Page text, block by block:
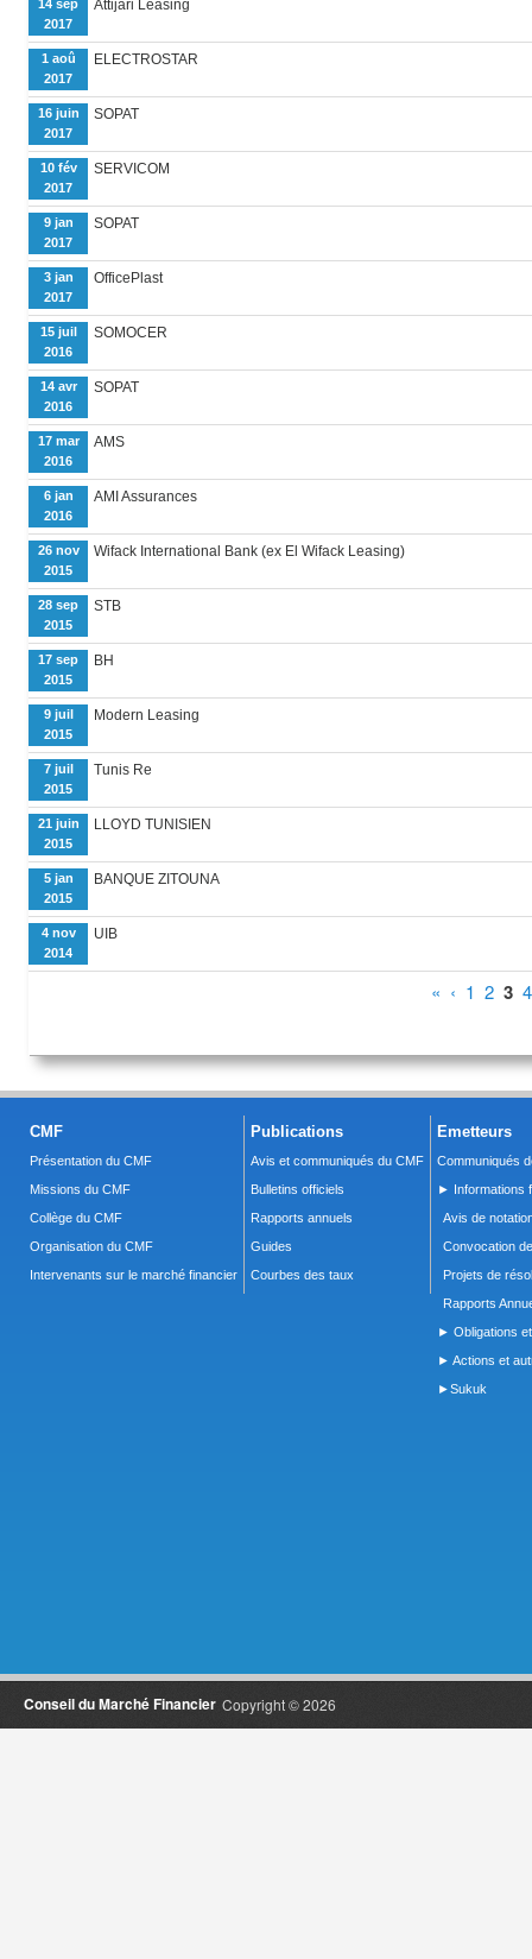
14 sep
2017
Attijari Leasing
1 aoû
2017
ELECTROSTAR
16 juin
2017
SOPAT
10 fév
2017
SERVICOM
9 jan
2017
SOPAT
3 jan
2017
OfficePlast
15 juil
2016
SOMOCER
14 avr
2016
SOPAT
17 mar
2016
AMS
6 jan
2016
AMI Assurances
26 nov
2015
Wifack International Bank (ex El Wifack Leasing)
28 sep
2015
STB
17 sep
2015
BH
9 juil
2015
Modern Leasing
7 juil
2015
Tunis Re
21 juin
2015
LLOYD TUNISIEN
5 jan
2015
BANQUE ZITOUNA
4 nov
2014
UIB
« ‹ 1 2 3 4
CMF
Présentation du CMF
Missions du CMF
Collège du CMF
Organisation du CMF
Intervenants sur le marché financier
Publications
Avis et communiqués du CMF
Bulletins officiels
Rapports annuels
Guides
Courbes des taux
Emetteurs
Communiqués
► Informations
Avis de
Convocation
Projets de
Rapports
► Obligations
► Actions et
►Sukuk
Copyright © 2026
Conseil du Marché Financier